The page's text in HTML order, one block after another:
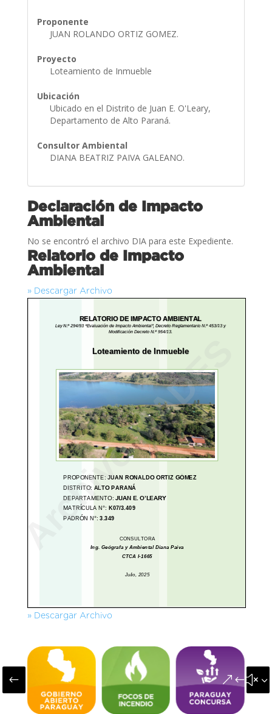
Proponente
JUAN ROLANDO ORTIZ GOMEZ.
Proyecto
Loteamiento de Inmueble
Ubicación
Ubicado en el Distrito de Juan E. O'Leary,
Departamento de Alto Paraná.
Consultor Ambiental
DIANA BEATRIZ PAIVA GALEANO.
Declaración de Impacto
Ambiental
No se encontró el archivo DIA para este Expediente.
Relatorio de Impacto
Ambiental
» Descargar Archivo
» Descargar Archivo
#